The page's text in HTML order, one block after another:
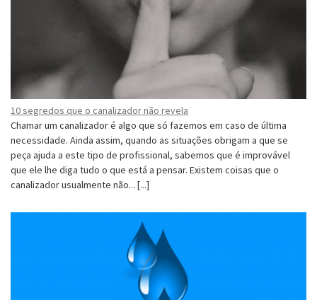
10 segredos que o canalizador não revela
Chamar um canalizador é algo que só fazemos em caso de última
necessidade. Ainda assim, quando as situações obrigam a que se
peça ajuda a este tipo de profissional, sabemos que é improvável
que ele lhe diga tudo o que está a pensar. Existem coisas que o
canalizador usualmente não... [...]